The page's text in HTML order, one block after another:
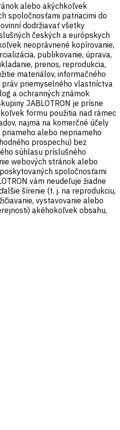
alebo akýchkoľvek
spoločnosťami patriacimi do
dodržiavať všetky
českých a európskych
neoprávnené kopírovanie,
publikovanie, úprava,
prenos, reprodukcia,
materiálov, informačného
priemyselného vlastníctva
a ochranných známok
JABLOTRON je prísne
formu použitia nad rámec
najmä na komerčné účely
alebo nepriameho
prospechu) bez
súhlasu príslušného
webových stránok alebo
spoločnosťami
vám neudeľuje žiadne
šírenie (t. j. na reprodukciu,
vystavovanie alebo
akéhokoľvek obsahu,